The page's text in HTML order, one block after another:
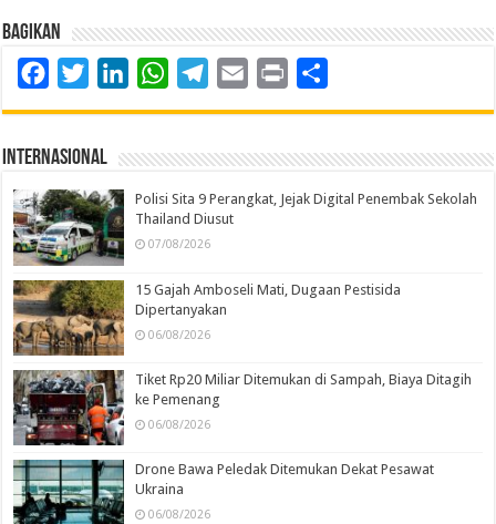
Bagikan
FacebookTwitterLinkedInWhatsAppTelegram
Email Print
Internasional
Polisi Sita 9 Perangkat, Jejak Digital Penembak Sekolah
Thailand Diusut
07/08/2026
15 Gajah Amboseli Mati, Dugaan Pestisida
Dipertanyakan
06/08/2026
Tiket Rp20 Miliar Ditemukan di Sampah, Biaya Ditagih
ke Pemenang
06/08/2026
Drone Bawa Peledak Ditemukan Dekat Pesawat
Ukraina
06/08/2026